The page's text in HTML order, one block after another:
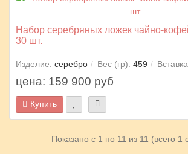
Набор серебряных ложек чайно-
30 шт.
Изделие: серебро Вес (гр): 459
цена: 159 900 руб
Купить
Показано с 1 по 11 из 11 (всего 1